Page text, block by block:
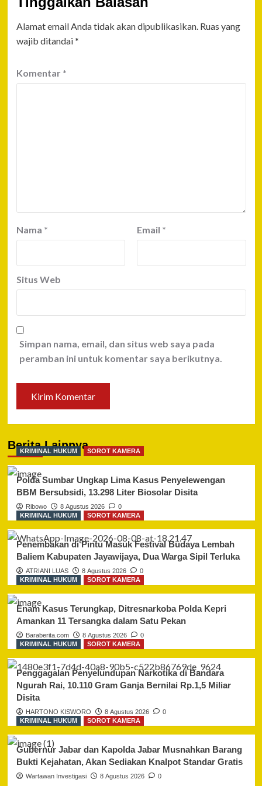
Alamat email Anda tidak akan dipublikasikan. Ruas yang
wajib ditandai*
Komentar *
Nama * Email *
Situs Web
Simpan nama, email, dan situs web saya pada
peramban ini untuk komentar saya berikutnya.
Berita Lainnya
KRIMINAL HUKUM SOROT KAMERA
Polda Sumbar Ungkap Lima Kasus Penyelewengan
BBM Bersubsidi, 13.298 Liter Biosolar Disita
Ribowo 8 Agustus 2026
0
KRIMINAL HUKUM
SOROT KAMERA
Penembakan di Pintu Masuk Festival Budaya Lembah
Baliem Kabupaten Jayawijaya, Dua Warga Sipil Terluka
ATRIANI LUAS 8 Agustus 2026
0
KRIMINAL HUKUM
SOROT KAMERA
Enam Kasus Terungkap, Ditresnarkoba Polda Kepri
Amankan 11 Tersangka dalam Satu Pekan
Baraberita.com 8 Agustus 2026
0
KRIMINAL HUKUM
SOROT KAMERA
Penggagalan Penyelundupan Narkotika di Bandara
Ngurah Rai, 10.110 Gram Ganja Bernilai Rp.1,5 Miliar
Disita
HARTONO KISWORO 8 Agustus 2026
0
KRIMINAL HUKUM
SOROT KAMERA
Gubernur Jabar dan Kapolda Jabar Musnahkan Barang
Bukti Kejahatan, Akan Sediakan Knalpot Standar Gratis
Wartawan Investigasi 8 Agustus 2026 0